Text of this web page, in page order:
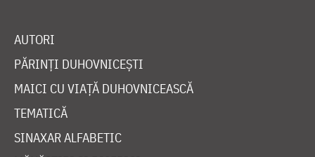
AUTORI
PĂRINȚI DUHOVNICEȘTI
MAICI CU VIAȚĂ DUHOVNICEASCĂ
TEMATICĂ
SINAXAR ALFABETIC